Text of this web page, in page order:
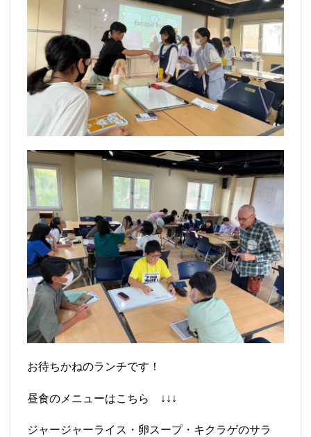
お待ちかねのランチです！
昼食のメニューはこちら ↓↓↓
ジャージャーライス・卵スープ・キクラゲのサラ